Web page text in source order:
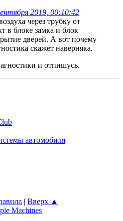
2019, 00:10:42
через трубку от
в блоке замка и блок
дверей. А вот почему
скажет наверняка.
и отпишусь.
автомобиля
| Вверх ▲
Machines